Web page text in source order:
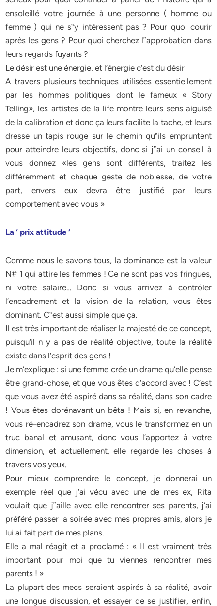
ensoleillé votre journée à une personne ( homme ou
femme ) qui ne s‟y intéressent pas ? Pour quoi courir
après les gens ? Pour quoi cherchez l‟approbation dans
leurs regards fuyants ?
Le désir est une énergie, et l’énergie c’est du désir
A travers plusieurs techniques utilisées essentiellement
par les hommes politiques dont le fameux « Story
Telling», les artistes de la life montre leurs sens aiguisé
de la calibration et donc ça leurs facilite la tache, et leurs
dresse un tapis rouge sur le chemin qu‟ils empruntent
pour atteindre leurs objectifs, donc si j‟ai un conseil à
vous donnez «les gens sont différents, traitez les
différemment et chaque geste de noblesse, de votre
part, envers eux devra être justifié par leurs
comportement avec vous »
La ‘ prix attitude ‘
Comme nous le savons tous, la dominance est la valeur
N# 1 qui attire les femmes ! Ce ne sont pas vos fringues,
ni votre salaire… Donc si vous arrivez à contrôler
l’encadrement et la vision de la relation, vous êtes
dominant. C‟est aussi simple que ça.
Il est très important de réaliser la majesté de ce concept,
puisqu’il n y a pas de réalité objective, toute la réalité
existe dans l’esprit des gens !
Je m’explique : si une femme crée un drame qu’elle pense
être grand-chose, et que vous êtes d’accord avec ! C’est
que vous avez été aspiré dans sa réalité, dans son cadre
! Vous êtes dorénavant un bêta ! Mais si, en revanche,
vous ré-encadrez son drame, vous le transformez en un
truc banal et amusant, donc vous l’apportez à votre
dimension, et actuellement, elle regarde les choses à
travers vos yeux.
Pour mieux comprendre le concept, je donnerai un
exemple réel que j’ai vécu avec une de mes ex, Rita
voulait que j‟aille avec elle rencontrer ses parents, j’ai
préféré passer la soirée avec mes propres amis, alors je
lui ai fait part de mes plans.
Elle a mal réagit et a proclamé : « Il est vraiment très
important pour moi que tu viennes rencontrer mes
parents ! »
La plupart des mecs seraient aspirés à sa réalité, avoir
une longue discussion, et essayer de se justifier, enfin,